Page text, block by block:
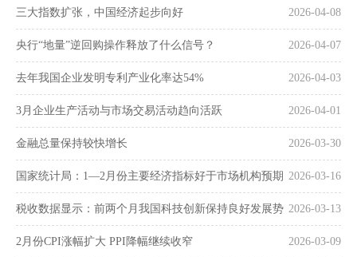
2026-04-08
三大指数扩张，中国经济起步向好
2026-04-07
央行“地量”逆回购操作释放了什么信号？
2026-04-03
去年我国企业发明专利产业化率达54%
2026-04-01
3月企业生产活动与市场交易活动趋向活跃
2026-03-30
金融总量保持较快增长
2026-03-16
国家统计局：1—2月份主要经济指标好于市场机构预期
2026-03-13
税收数据显示：前两个月我国科技创新保持良好发展势
头 2026-03-09
2月份CPI涨幅扩大 PPI降幅继续收窄